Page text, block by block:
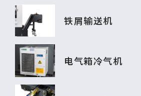
铁屑输送机
电气箱冷气机